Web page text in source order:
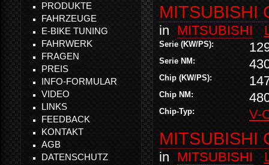
MITSUBISHI
in MITSUBISHI
Serie (KW/PS):
Serie NM:
Chip (KW/PS):
Chip NM:
Chip-Typ: V-
MITSUBISHI
in MITSUBISHI
PRODUKTE
FAHRZEUGE
E-BIKE TUNING
FAHRWERK
FRAGEN
PREIS
INFO-FORMULAR
VIDEO
LINKS
FEEDBACK
KONTAKT
AGB
DATENSCHUTZ